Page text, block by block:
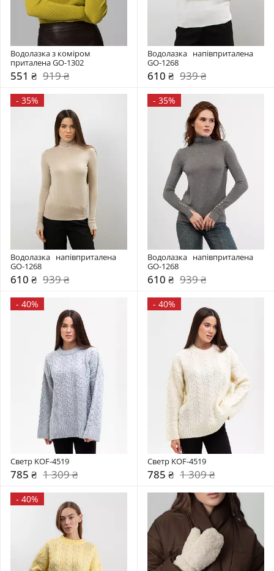
Водолазка з коміром
приталена GO-1302
551 ₴ 919 ₴
Водолазка   напівприталена
GO-1268
610 ₴ 939 ₴
- 35%
Водолазка   напівприталена
GO-1268
610 ₴ 939 ₴
- 35%
Водолазка   напівприталена
GO-1268
610 ₴ 939 ₴
- 40%
Светр KOF-4519
785 ₴ 1 309 ₴
- 40%
Светр KOF-4519
785 ₴ 1 309 ₴
- 40%